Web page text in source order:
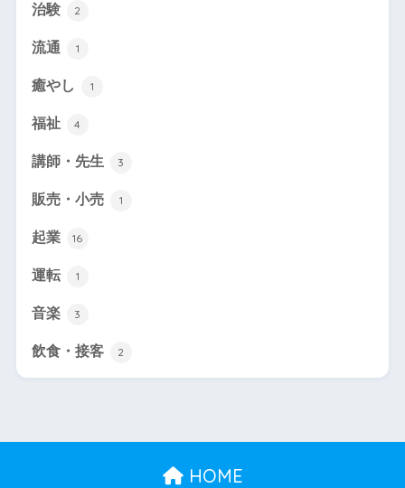
治験 2
流通 1
癒やし 1
福祉 4
講師・先生 3
販売・小売 1
起業 16
運転 1
音楽 3
飲食・接客 2
HOME